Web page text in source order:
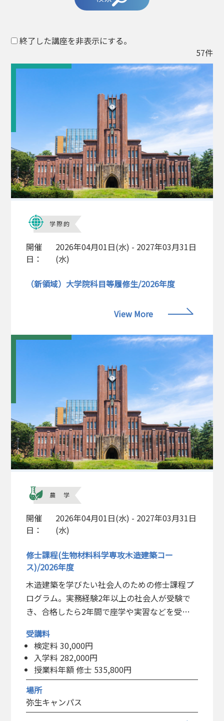
終了した講座を非表示にする。
57件
学際的
開催
日：
2026年04月01日(水) - 2027年03月31日
(水)
（新領域）大学院科目等履修生/2026年度
View More
農学
開催
日：
2026年04月01日(水) - 2027年03月31日
(水)
修士課程(生物材料科学専攻木造建築コー
ス)/2026年度
木造建築を学びたい社会人のための修士課程プ
ログラム。実務経験2年以上の社会人が受験で
き、合格したら2年間で座学や実習などを受講
位を得ることができる。
受講料
検定料 30,000円
入学料 282,000円
授業料年額 修士 535,800円
場所
弥生キャンパス